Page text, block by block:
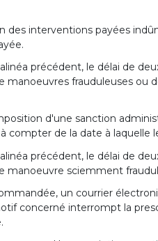
des interventions payées
précédent, le délai de
manoeuvres frauduleuses ou
d'une sanction
compter de la date à laquelle
précédent, le délai de
manoeuvre sciemment
un courrier
concerné interrompt la